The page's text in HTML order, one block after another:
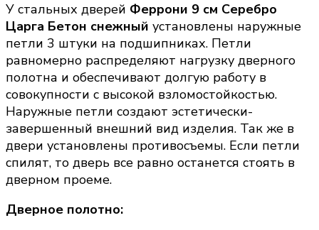
У стальных дверей Феррони 9 см Серебро
Царга Бетон снежный установлены наружные
петли 3 штуки на подшипниках. Петли
равномерно распределяют нагрузку дверного
полотна и обеспечивают долгую работу в
совокупности с высокой взломостойкостью.
Наружные петли создают эстетически-
завершенный внешний вид изделия. Так же в
двери установлены противосъемы. Если петли
спилят, то дверь все равно останется стоять в
дверном проеме.
Дверное полотно: